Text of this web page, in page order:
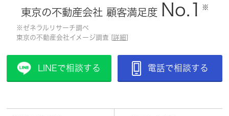
東京の不動産会社 顧客満足度 No.1 ※
※ゼネラルリサーチ調べ
東京の不動産会社イメージ調査 [詳細]
LINEで相談する 電話で相談する